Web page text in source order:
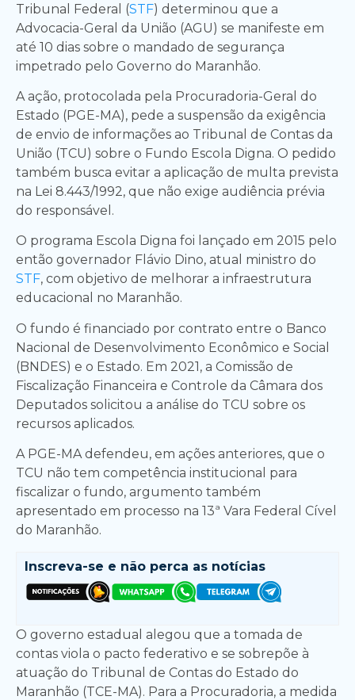
Tribunal Federal (STF) determinou que a
Advocacia-Geral da União (AGU) se manifeste em
até 10 dias sobre o mandado de segurança
impetrado pelo Governo do Maranhão.
A ação, protocolada pela Procuradoria-Geral do
Estado (PGE-MA), pede a suspensão da exigência
de envio de informações ao Tribunal de Contas da
União (TCU) sobre o Fundo Escola Digna. O pedido
também busca evitar a aplicação de multa prevista
na Lei 8.443/1992, que não exige audiência prévia
do responsável.
O programa Escola Digna foi lançado em 2015 pelo
então governador Flávio Dino, atual ministro do
STF, com objetivo de melhorar a infraestrutura
educacional no Maranhão.
O fundo é financiado por contrato entre o Banco
Nacional de Desenvolvimento Econômico e Social
(BNDES) e o Estado. Em 2021, a Comissão de
Fiscalização Financeira e Controle da Câmara dos
Deputados solicitou a análise do TCU sobre os
recursos aplicados.
A PGE-MA defendeu, em ações anteriores, que o
TCU não tem competência institucional para
fiscalizar o fundo, argumento também
apresentado em processo na 13ª Vara Federal Cível
do Maranhão.
Inscreva-se e não perca as notícias
O governo estadual alegou que a tomada de
contas viola o pacto federativo e se sobrepõe à
atuação do Tribunal de Contas do Estado do
Maranhão (TCE-MA). Para a Procuradoria, a medida